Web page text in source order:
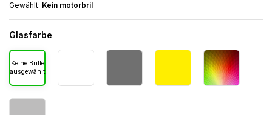
Gewählt: Kein motorbril
Glasfarbe
Keine Brille
ausgewählt